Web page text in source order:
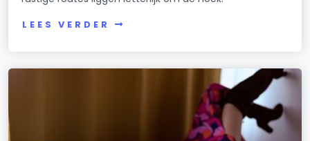
LEES VERDER